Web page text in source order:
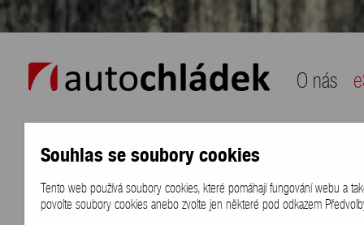
auto chládek O nás
Naše nabídka
Doporučujeme
Přihlášení
eShop>Značky>MOTOREX>
Souhlas se soubory cookies
Tento web používá soubory cookies, které pomáhají fungování webu a
povolte soubory cookies anebo zvolte jen některé pod odkazem